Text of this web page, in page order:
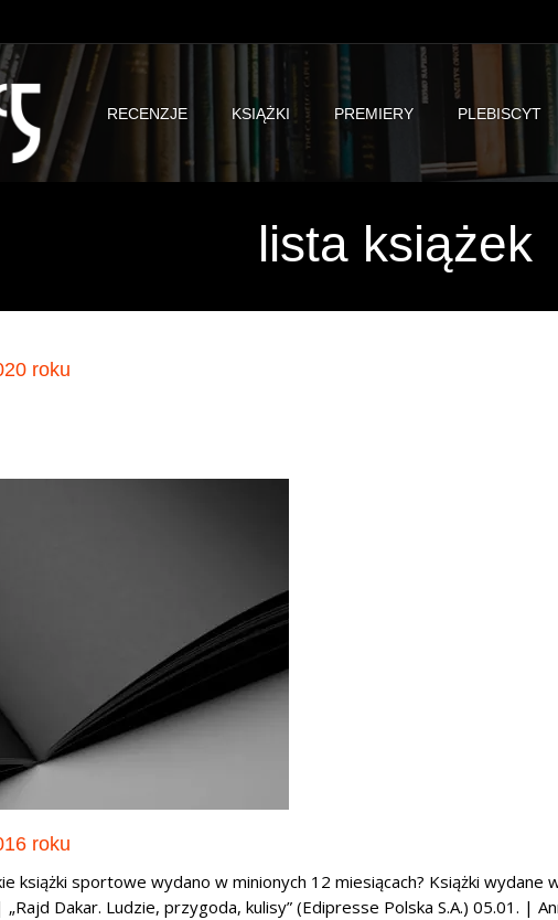
RECENZJE KSIĄŻKI PREMIERY PLEBISCYT
lista książek
roku
roku
książki sportowe wydano w minionych 12 miesiącach? Książki wydane
Dakar. Ludzie, przygoda, kulisy” (Edipresse Polska S.A.) 05.01. |